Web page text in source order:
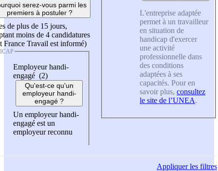
serez-vous parmi les
premiers à postuler ?
de plus de 15 jours,
moins de 4 candidatures
France Travail est informé)
Employeur handi-
engagé (2)
Qu'est-ce qu'un
employeur handi-
engagé ?
Un employeur handi-
engagé est un
employeur reconnu
L'entreprise adaptée
permet à un travailleur
en situation de
handicap d'exercer
une activité
professionnelle dans
des conditions
adaptées à ses
capacités. Pour en
savoir plus, consultez
le site de l’UNEA.
Appliquerles filtres